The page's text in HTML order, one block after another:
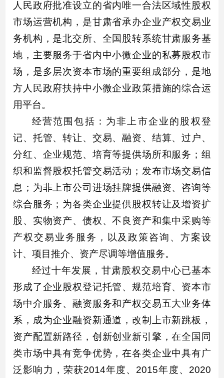
人民政府批准设立的省内唯一合法区域性股权
市场运营机构，是甘肃省承办企业产权交易业
务机构，是北交所、全国股转系统甘肃服务基
地，主要服务于省内中小微企业的私募股权市
场，是多层次资本市场的重要组成部分，是地
方人民政府扶持中小微企业政策措施的综合运
用平台。
经营范围包括：为非上市企业的股权登
记、托管、转让、交易、融资、结算、过户、
分红、企业规范、培育等提供场所和服务；组
织和监督股权托管交易活动；发布市场交易信
息；为非上市公司进场挂牌提供融资、咨询等
综合服务；为各类企业提供股权转让及增资扩
股、实物资产、债权、不良资产和集中采购等
产权交易业务服务，以及政策咨询、方案设
计、项目推介、资产尽调等增值服务。
经过十年发展，甘肃股权交易中心已基本
形成了企业股权登记托管、规范培育、资本市
场中介服务、融资服务和产权交易五大业务体
系，成为企业融资新通道，改制上市新跳板，
资产配置新路径，创新创业新引擎，在全国同
类市场中具有竞争优势，在各类企业中具有广
泛影响力，荣获2014年度、2015年度、2020